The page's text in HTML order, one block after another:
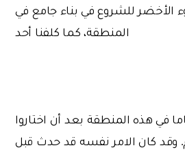
الأخضر للشروع في بناء جامع في
المنطقة، كما كلفنا أحد
في هذه المنطقة بعد أن اختاروا
وقد كان الامر نفسه قد حدث قبل